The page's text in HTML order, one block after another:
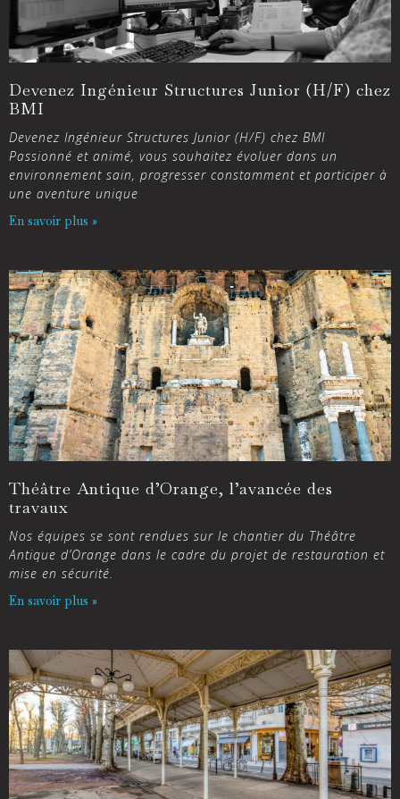
Devenez Ingénieur Structures Junior (H/F) chez
BMI
Devenez Ingénieur Structures Junior (H/F) chez BMI
Passionné et animé, vous souhaitez évoluer dans un
environnement sain, progresser constamment et participer à
une aventure unique
En savoir plus »
Théâtre Antique d’Orange, l’avancée des
travaux
Nos équipes se sont rendues sur le chantier du Théâtre
Antique d’Orange dans le cadre du projet de restauration et
mise en sécurité.
En savoir plus »